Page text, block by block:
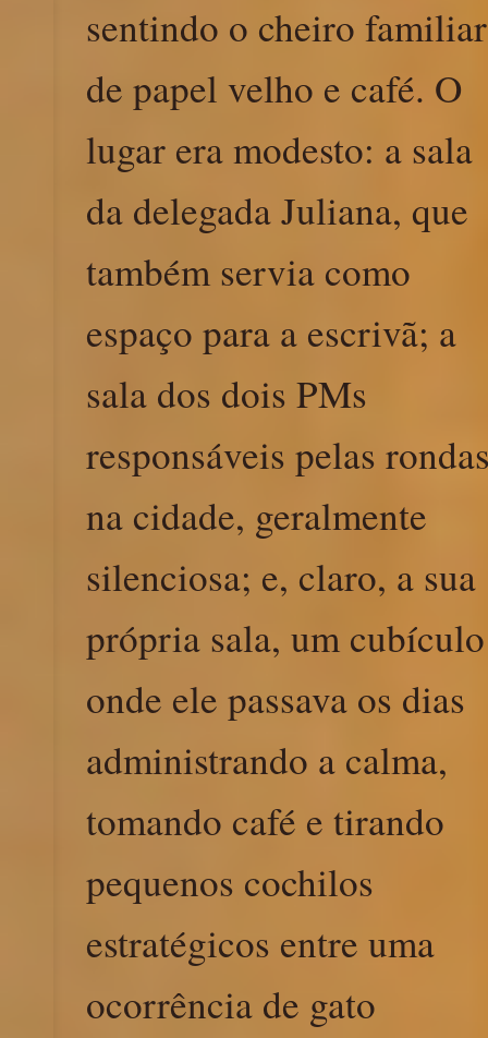
sentindo o cheiro familiar
de papel velho e café. O
lugar era modesto: a sala
da delegada Juliana, que
também servia como
espaço para a escrivã; a
sala dos dois PMs
responsáveis pelas
na cidade, geralmente
silenciosa; e, claro, a sua
própria sala, um cubículo
onde ele passava os dias
administrando a calma,
tomando café e tirando
pequenos cochilos
estratégicos entre uma
ocorrência de gato